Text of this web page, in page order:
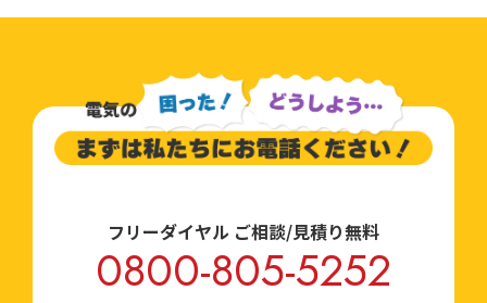
フリーダイヤル ご相談/見積り無料
0800-805-5252